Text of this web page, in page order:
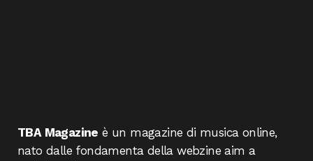
TBA Magazine è un magazine di musica online,
nato dalle fondamenta della webzine aim a